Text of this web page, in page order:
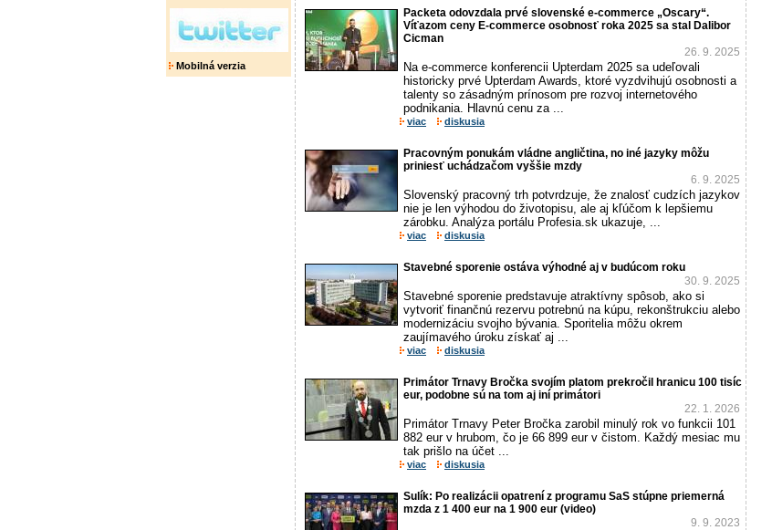
Mobilná verzia
Packeta odovzdala prvé slovenské e-commerce „Oscary“.
Víťazom ceny E-commerce osobnosť roka 2025 sa stal Dalibor
Cicman
26. 9. 2025
Na e-commerce konferencii Upterdam 2025 sa udeľovali
historicky prvé Upterdam Awards, ktoré vyzdvihujú osobnosti a
talenty so zásadným prínosom pre rozvoj internetového
podnikania. Hlavnú cenu za ...
viac diskusia
Pracovným ponukám vládne angličtina, no iné jazyky môžu
priniesť uchádzačom vyššie mzdy
6. 9. 2025
Slovenský pracovný trh potvrdzuje, že znalosť cudzích jazykov
nie je len výhodou do životopisu, ale aj kľúčom k lepšiemu
zárobku. Analýza portálu Profesia.sk ukazuje, ...
viac diskusia
Stavebné sporenie ostáva výhodné aj v budúcom roku
30. 9. 2025
Stavebné sporenie predstavuje atraktívny spôsob, ako si
vytvoriť finančnú rezervu potrebnú na kúpu, rekonštrukciu alebo
modernizáciu svojho bývania. Sporitelia môžu okrem
zaujímavého úroku získať aj ...
viac diskusia
Primátor Trnavy Bročka svojím platom prekročil hranicu 100 tisíc
eur, podobne sú na tom aj iní primátori
22. 1. 2026
Primátor Trnavy Peter Bročka zarobil minulý rok vo funkcii 101
882 eur v hrubom, čo je 66 899 eur v čistom. Každý mesiac mu
tak prišlo na účet ...
viac diskusia
Sulík: Po realizácii opatrení z programu SaS stúpne priemerná
mzda z 1 400 eur na 1 900 eur (video)
9. 9. 2023